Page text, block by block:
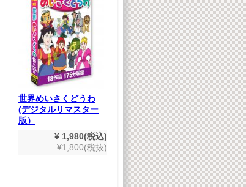
世界めいさくどうわ
(デジタルリマスター
版）
¥ 1,980(税込)
¥1,800(税抜)
知育パズル ABC
¥ 880(税込)
¥800(税抜)
J-
～